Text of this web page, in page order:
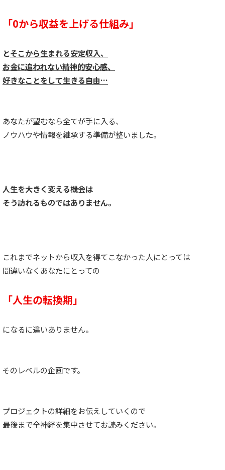
「0から収益を上げる仕組み」
とそこから生まれる安定収入、
お金に追われない精神的安心感、
好きなことをして生きる自由…
あなたが望むなら全てが手に入る、
ノウハウや情報を継承する準備が整いました。
人生を大きく変える機会は
そう訪れるものではありません。
これまでネットから収入を得てこなかった人にとっては
間違いなくあなたにとっての
「人生の転換期」
になるに違いありません。
そのレベルの企画です。
プロジェクトの詳細をお伝えしていくので
最後まで全神経を集中させてお読みください。